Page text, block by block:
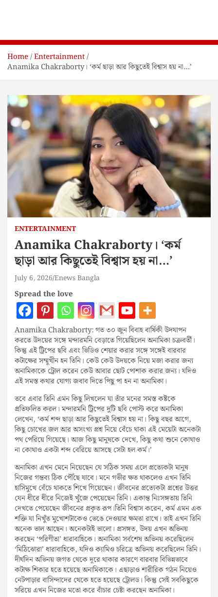
Home Entertainment
Anamika Chakraborty। ‘কর্ম ছাড়া আর কিছুতেই বিশ্বাস হয় না…’
ENTERTAINMENT
Anamika Chakraborty। ‘কর্ম
ছাড়া আর কিছুতেই বিশ্বাস হয় না…’
July 6, 2026 Enews Bangla
Spread the love
Anamika Chakraborty: গত ৩০ জুন বিবাহ বার্ষিকী উদযাপন
করতে উদয়ের সঙ্গে মন্দারমনি বেড়াতে গিয়েছিলেন অনামিকা চক্রবর্তী।
কিন্তু এই ট্রিপের ছবি এবং ভিডিও শেয়ার করার সঙ্গে সঙ্গেই বারবার
কটাক্ষের সম্মুখীন হন তিনি। কেউ কেউ উদয়কে নিয়ে মজা করার জন্য
অনামিকাকে ট্রোল করেন কেউ আবার ছোট পোশাক করার জন্য। যদিও
এই সমস্ত কথার যোগ্য জবাব দিতে পিছু পা হন না অনামিকা।
তবে এবার তিনি এমন কিছু লিখলেন যা তাঁর মনের সমস্ত কষ্টকে
প্রতিফলিত করল। মন্দারমনি ট্রিপের দুটি ছবি পোস্ট করে অনামিকা
লেখেন, ‘কর্ম শব্দ ছাড়া আর কিছুতেই বিশ্বাস হয় না। কিছু বছর আগে,
কিছু চোখের জল আর অসংখ্য প্রশ্ন নিয়ে বেঁচে থাকা এই মেয়েটা অনেকটা
পথ পেরিয়ে গিয়েছে। আজ কিছু মানুষকে দেখে, কিছু কথা শুনে কোথাও
না কোথাও একটা শব্দ বেরিয়ে আসছে সেটা হল কর্ম।’
অনামিকা এখন মেনে নিয়েছেন যে সঠিক সময় এলে প্রত্যেকটা মানুষ
নিজের গন্তব্য ঠিক পৌঁছে যাবে। মনে গভীর ক্ষত থাকলেও এখন তিনি
হাসিমুখে বেঁচে থাকতে শিখে গিয়েছেন। জীবনের প্রত্যেকটা প্রশ্নের উত্তর
যেন ধীরে ধীরে নিজেই খুঁজে পেয়েছেন তিনি। একান্ত নিঃসঙ্গতায় তিনি
দেখতে পেয়েছেন জীবনের প্রকৃত রূপ।তিনি বিশ্বাস করেন, কর্ম এমন এক
শক্তি যা নিখুঁত মুখোশটাকেও ভেঙে দেওয়ার ক্ষমতা রাখে। তাই এখন তিনি
অনেক ভাল আছেন। অনেকটাই ভালো। প্রসঙ্গত, উদয় এখন অভিনয়
করছেন ‘পরিণীতা’ ধারাবাহিকে। অনামিকা সর্বশেষ অভিনয় করেছিলেন
‘মিঠিঝোরা’ ধারাবাহিকে, যদিও ক্যামিও চরিত্রে অভিনয় করেছিলেন তিনি।
দীর্ঘদিন অভিনয় জগত থেকে দূরে থাকার কারণে বারবার বিভিন্নভাবে
কটাক্ষ শিকার হতে হয়েছে অনামিকাকে। এছাড়াও শারীরিক গঠন নিয়েও
নেটপাড়ার বাসিন্দাদের থেকে হতে হয়েছে ট্রোলড। কিন্তু সেই সবকিছুকে
সরিয়ে এখন নিজের মতো করে বাঁচার চেষ্টা করছেন অনামিকা।